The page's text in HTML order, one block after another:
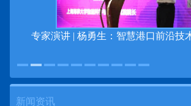
专家演讲 | 杨勇生：智慧港口前沿技
新闻资讯